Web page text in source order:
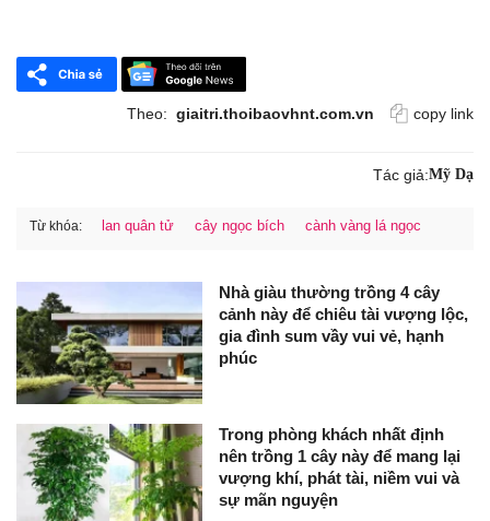
Theo: giaitri.thoibaovhnt.com.vn copy link
Tác giả:Mỹ Dạ
Từ khóa: lan quân tử cây ngọc bích cành vàng lá ngọc
Nhà giàu thường trồng 4 cây
cảnh này để chiêu tài vượng lộc,
gia đình sum vầy vui vẻ, hạnh
phúc
Trong phòng khách nhất định
nên trồng 1 cây này để mang lại
vượng khí, phát tài, niềm vui và
sự mãn nguyện